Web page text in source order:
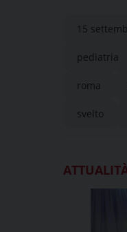
15
pediatria
roma
svelto